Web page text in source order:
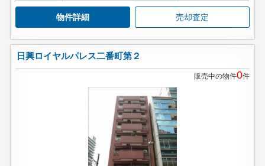
物件詳細 売却査定
日興ロイヤルパレス二番町第２
販売中の物件0件